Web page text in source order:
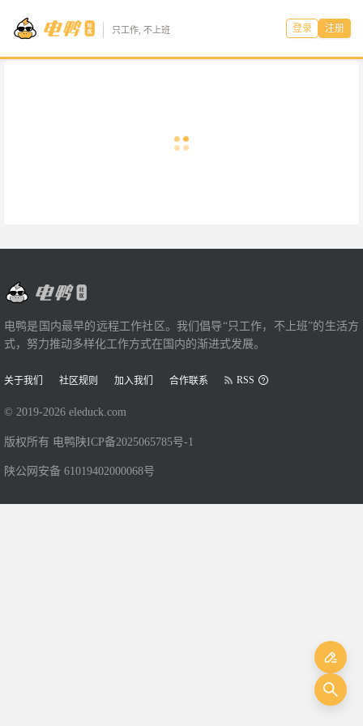
只工作, 不上班 登录 注册
电鸭是国内最早的远程工作社区。我们倡导“只工作，不上班”的生活方
式，努力推动多样化工作方式在国内的渐进式发展。
关于我们 社区规则 加入我们 合作联系 RSS
© 2019-2026 eleduck.com
版权所有 电鸭 陕ICP备2025065785号-1
陕公网安备 61019402000068号